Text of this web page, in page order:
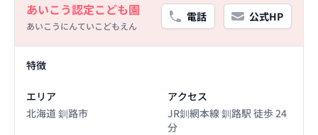
あいこう認定こども園
あいこうにんていこどもえん
電話 公式HP
特徴
エリア
北海道 釧路市
アクセス
JR釧網本線 釧路駅 徒歩 24
分